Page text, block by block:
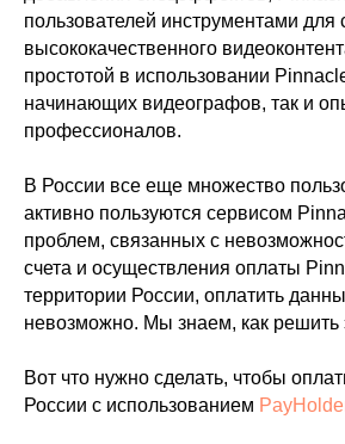
пользователей инструментами для
высококачественного
простотой в использовании
начинающих видеографов, так и
профессионалов.
В России все еще множество
активно пользуются сервисом
проблем, связанных с
счета и осуществления оплаты
территории России, оплатить
невозможно. Мы знаем, как решить
Вот что нужно сделать, чтобы
России с использованием